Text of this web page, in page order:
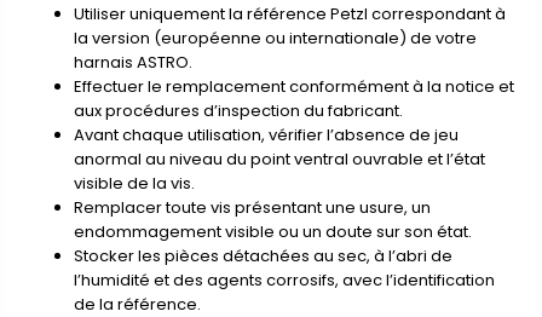
Utiliser uniquement la référence Petzl correspondant à
la version (européenne ou internationale) de votre
harnais ASTRO.
Effectuer le remplacement conformément à la notice et
aux procédures d’inspection du fabricant.
Avant chaque utilisation, vérifier l’absence de jeu
anormal au niveau du point ventral ouvrable et l’état
visible de la vis.
Remplacer toute vis présentant une usure, un
endommagement visible ou un doute sur son état.
Stocker les pièces détachées au sec, à l’abri de
l’humidité et des agents corrosifs, avec l’identification
de la référence.